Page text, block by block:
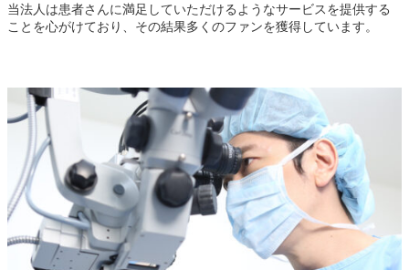
当法人は患者さんに満足していただけるようなサービスを提供する
ことを心がけており、その結果多くのファンを獲得しています。